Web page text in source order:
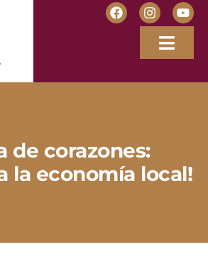
de corazones:
la economía local!